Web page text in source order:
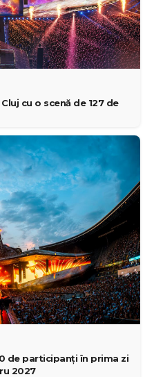
cu o scenă de 127 de
de participanți în prima zi
2027